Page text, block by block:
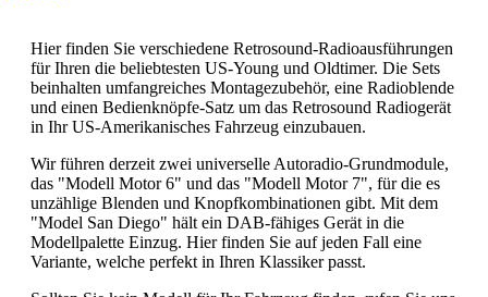
Hier finden Sie verschiedene Retrosound-Radioausführungen
für Ihren die beliebtesten US-Young und Oldtimer. Die Sets
beinhalten umfangreiches Montagezubehör, eine Radioblende
und einen Bedienknöpfe-Satz um das Retrosound Radiogerät
in Ihr US-Amerikanisches Fahrzeug einzubauen.
Wir führen derzeit zwei universelle Autoradio-Grundmodule,
das "Modell Motor 6" und das "Modell Motor 7", für die es
unzählige Blenden und Knopfkombinationen gibt. Mit dem
"Model San Diego" hält ein DAB-fähiges Gerät in die
Modellpalette Einzug. Hier finden Sie auf jeden Fall eine
Variante, welche perfekt in Ihren Klassiker passt.